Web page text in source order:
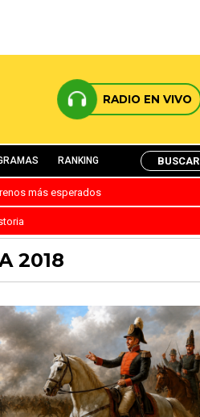
RADIO EN VIVO
RANKING BUSCAR
más esperados
2018